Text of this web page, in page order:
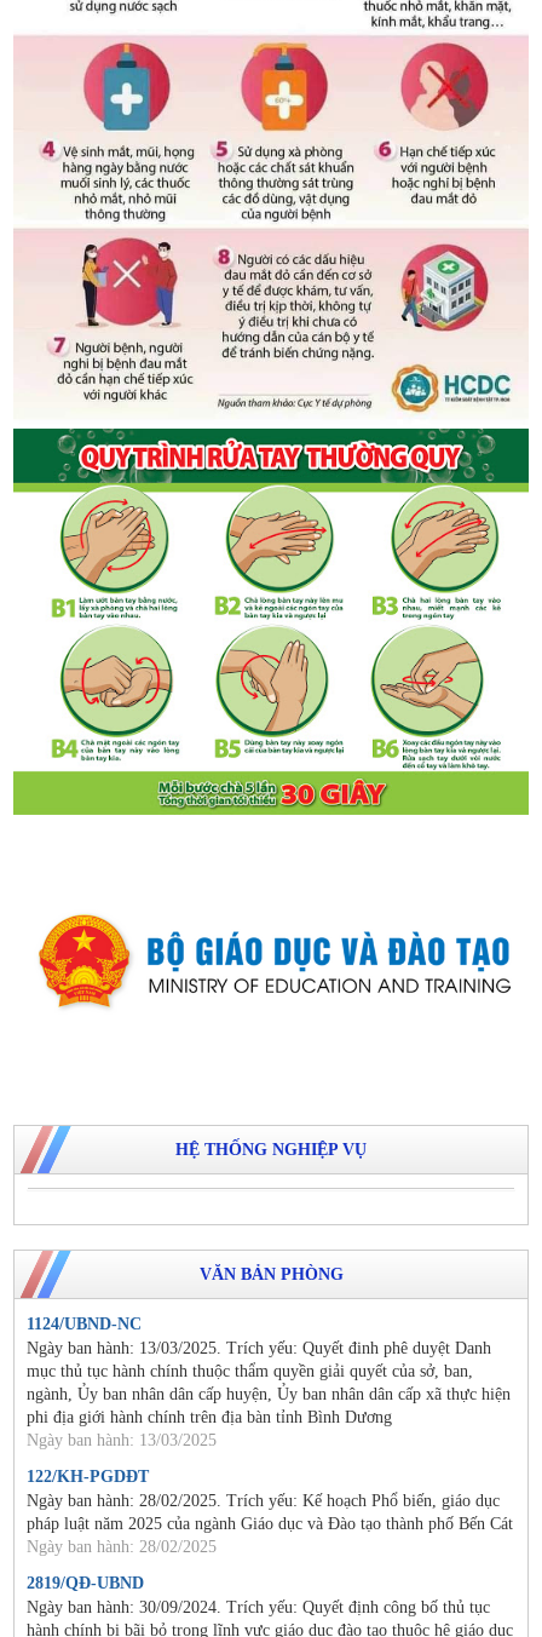
HỆ THỐNG NGHIỆP VỤ
VĂN BẢN PHÒNG
1124/UBND-NC
Ngày ban hành: 13/03/2025. Trích yếu: Quyết đinh phê duyệt Danh
mục thủ tục hành chính thuộc thẩm quyền giải quyết của sở, ban,
ngành, Ủy ban nhân dân cấp huyện, Ủy ban nhân dân cấp xã thực hiện
phi địa giới hành chính trên địa bàn tỉnh Bình Dương
Ngày ban hành: 13/03/2025
122/KH-PGDĐT
Ngày ban hành: 28/02/2025. Trích yếu: Kế hoạch Phổ biến, giáo dục
pháp luật năm 2025 của ngành Giáo dục và Đào tạo thành phố Bến Cát
Ngày ban hành: 28/02/2025
2819/QĐ-UBND
Ngày ban hành: 30/09/2024. Trích yếu: Quyết định công bố thủ tục
hành chính bị bãi bỏ trong lĩnh vực giáo dục đào tạo thuộc hệ giáo dục